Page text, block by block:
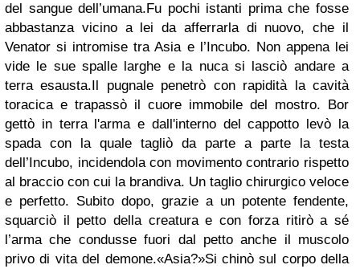
del sangue dell’umana.Fu pochi istanti prima che fosse
abbastanza vicino a lei da afferrarla di nuovo, che il
Venator si intromise tra Asia e l’Incubo. Non appena lei
vide le sue spalle larghe e la nuca si lasciò andare a
terra esausta.Il pugnale penetrò con rapidità la cavità
toracica e trapassò il cuore immobile del mostro. Bor
gettò in terra l'arma e dall'interno del cappotto levò la
spada con la quale tagliò da parte a parte la testa
dell’Incubo, incidendola con movimento contrario rispetto
al braccio con cui la brandiva. Un taglio chirurgico veloce
e perfetto. Subito dopo, grazie a un potente fendente,
squarciò il petto della creatura e con forza ritirò a sé
l’arma che condusse fuori dal petto anche il muscolo
privo di vita del demone.«Asia?»Si chinò sul corpo della